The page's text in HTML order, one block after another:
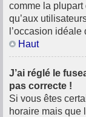
comme la plupart
qu’aux
l’occasion idéale
Haut
J’ai réglé le
pas correcte !
Si vous êtes
horaire mais que